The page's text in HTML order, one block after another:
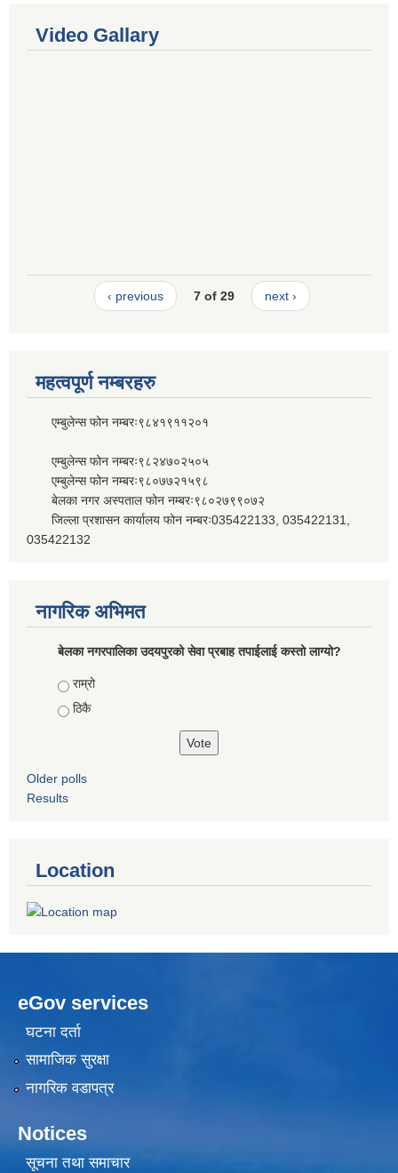
Video Gallary
‹ previous 7 of 29 next ›
महत्वपूर्ण नम्बरहरु
एम्बुलेन्स फोन नम्बरः९८४१९११२०१
एम्बुलेन्स फोन नम्बरः९८२४७०२५०५
एम्बुलेन्स फोन नम्बरः९८०७७२१५९८
बेलका नगर अस्पताल फोन नम्बरः९८०२७९९०७२
जिल्ला प्रशासन कार्यालय फोन नम्बरः035422133, 035422131,
035422132
नागरिक अभिमत
बेलका नगरपालिका उदयपुरको सेवा प्रबाह तपाईलाई कस्तो लाग्यो?
Choices
राम्रो
ठिकै
Older polls
Results
Location
eGov services
घटना दर्ता
सामाजिक सुरक्षा
नागरिक वडापत्र
Notices
सूचना तथा समाचार